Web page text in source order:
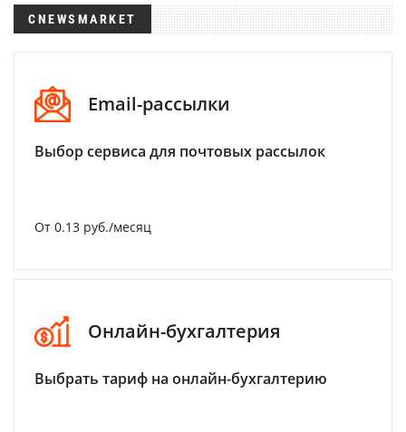
CNEWSMARKET
Email-рассылки
Выбор сервиса для почтовых рассылок
От 0.13 руб./месяц
Онлайн-бухгалтерия
Выбрать тариф на онлайн-бухгалтерию